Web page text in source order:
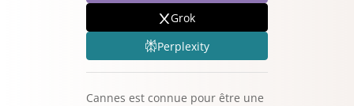
Grok
Perplexity
Cannes est connue pour être une